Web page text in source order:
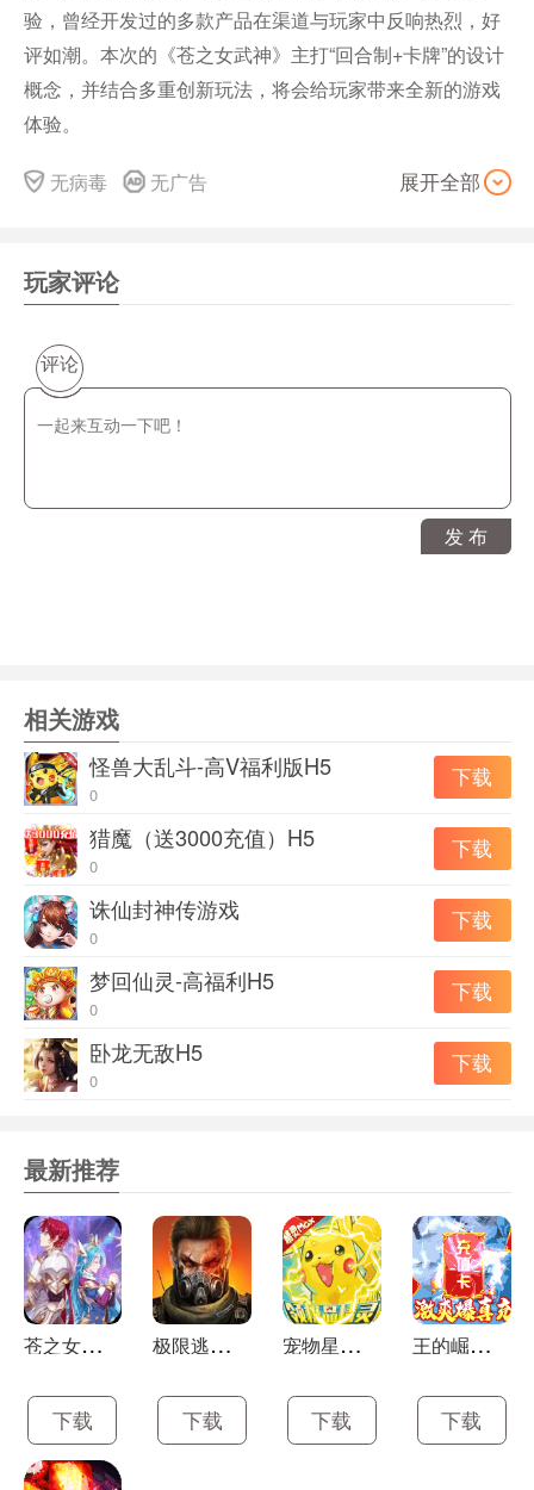
验，曾经开发过的多款产品在渠道与玩家中反响热烈，好
评如潮。本次的《苍之女武神》主打“回合制+卡牌”的设计
概念，并结合多重创新玩法，将会给玩家带来全新的游戏
体验。
游戏特色
2、每一次的探索帮助你快速成长，触发各种隐藏的奇遇事
件。
3、包含了各种各样的元素之力，觉醒自己的上古血脉进化
全身。
游戏亮点
战斗。
2、帮助你快速的养成，在副本当中拾取各种装备来武装自
无病毒 无广告 展开全部
玩家评论
评论
发 布
相关游戏
怪兽大乱斗-高V福利版H5
0
下载
猎魔（送3000充值）H5
0
下载
诛仙封神传游戏
0
下载
梦回仙灵-高福利H5
0
下载
卧龙无敌H5
0
下载
最新推荐
苍
之女武神H5
下载
极
限逃亡福利版H5
下载
宠
物星球宝石版口袋挂机H5
下载
王
的崛起（激爽爆真充）H5
下载